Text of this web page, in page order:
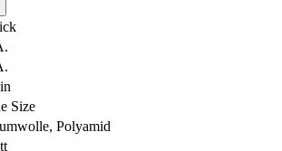
Size
Polyamid